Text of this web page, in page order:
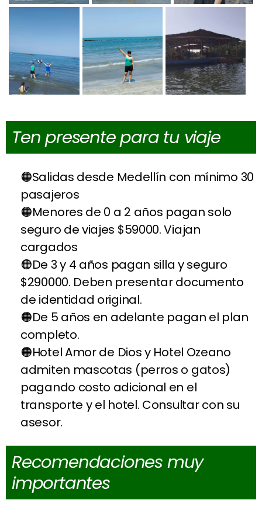
Ten presente para tu viaje
Salidas desde Medellín con mínimo 30
pasajeros
Menores de 0 a 2 años pagan solo
seguro de viajes $59000. Viajan
cargados
De 3 y 4 años pagan silla y seguro
$290000. Deben presentar documento
de identidad original.
De 5 años en adelante pagan el plan
completo.
Hotel Amor de Dios y Hotel Ozeano
admiten mascotas (perros o gatos)
pagando costo adicional en el
transporte y el hotel. Consultar con su
asesor.
Recomendaciones muy
importantes